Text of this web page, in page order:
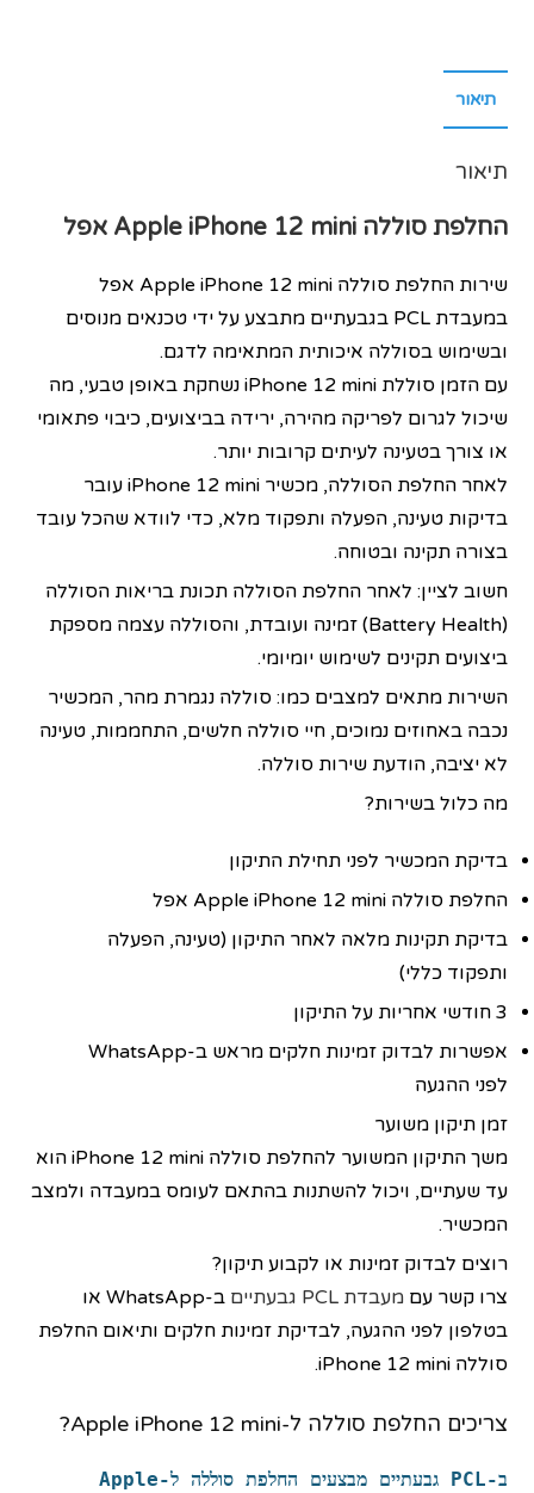
תיאור
תיאור
החלפת סוללהApple iPhone 12 mini אפל
שירות החלפת סוללה Apple iPhone 12 mini אפל
במעבדת PCL בגבעתיים מתבצע על ידי טכנאים מנוסים
ובשימוש בסוללה איכותית המתאימה לדגם.
עם הזמן סוללת iPhone 12 mini נשחקת באופן טבעי, מה
שיכול לגרום לפריקה מהירה, ירידה בביצועים, כיבוי פתאומי
או צורך בטעינה לעיתים קרובות יותר.
לאחר החלפת הסוללה, מכשיר iPhone 12 mini עובר
בדיקות טעינה, הפעלה ותפקוד מלא, כדי לוודא שהכל עובד
בצורה תקינה ובטוחה.
חשוב לציין: לאחר החלפת הסוללה תכונת בריאות הסוללה
(Battery Health) זמינה ועובדת, והסוללה עצמה מספקת
ביצועים תקינים לשימוש יומיומי.
השירות מתאים למצבים כמו: סוללה נגמרת מהר, המכשיר
נכבה באחוזים נמוכים, חיי סוללה חלשים, התחממות, טעינה
לא יציבה, הודעת שירות סוללה.
מה כלול בשירות?
בדיקת המכשיר לפני תחילת התיקון
החלפת סוללה Apple iPhone 12 mini אפל
בדיקת תקינות מלאה לאחר התיקון (טעינה, הפעלה
ותפקוד כללי)
3 חודשי אחריות על התיקון
אפשרות לבדוק זמינות חלקים מראש ב-WhatsApp
לפני ההגעה
זמן תיקון משוער
משך התיקון המשוער להחלפת סוללה iPhone 12 mini הוא
עד שעתיים, ויכול להשתנות בהתאם לעומס במעבדה ולמצב
המכשיר.
רוצים לבדוק זמינות או לקבוע תיקון?
צרו קשר עםמעבדת PCL גבעתיים
ב-WhatsApp או
בטלפון לפני ההגעה, לבדיקת זמינות חלקים ותיאום החלפת
סוללה iPhone 12 mini.
צריכים החלפת סוללה ל-Apple iPhone 12 mini?
ב-PCL גבעתיים מבצעים החלפת סוללה ל-Apple